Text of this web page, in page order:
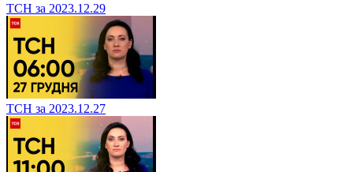
ТСН за 2023.12.29
ТСН за 2023.12.27